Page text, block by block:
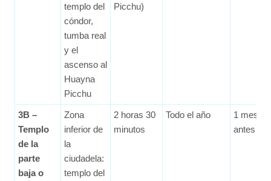
templo del
cóndor,
tumba real
y el
ascenso al
Huayna
Picchu
Picchu)
3B –
Templo
de la
parte
baja o
Zona
inferior de
la
ciudadela:
templo del
2 horas 30
minutos
Todo el año
1 mes
antes